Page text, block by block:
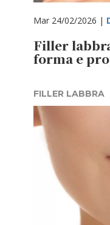
Mar 24/02/2026 |
Filler
forma e
FILLER LABBRA